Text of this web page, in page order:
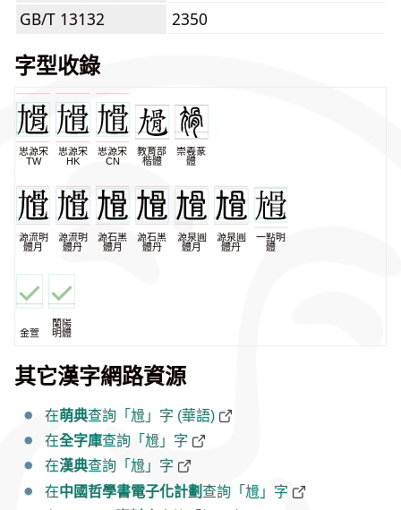
GB/T 13132
2350
字型收錄
思源宋
TW
思源宋
HK
思源宋
CN
教育部
楷體
崇羲篆
體
源流明
體月
源流明
體丹
源石黑
體月
源石黑
體丹
源泉圓
體月
源泉圓
體丹
一點明
體
金萱
蘭陽
明體
其它漢字網路資源
在萌典查詢「尳」字 (華語)
在全字庫查詢「尳」字
在漢典查詢「尳」字
在中國哲學書電子化計劃查詢「尳」字